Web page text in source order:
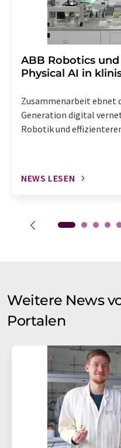
​​​​​​​ABB Robotics
Physical AI in
Zusammenarbeit ebnet
Generation digital
Robotik und
NEWS LESEN
Weitere News
Portalen